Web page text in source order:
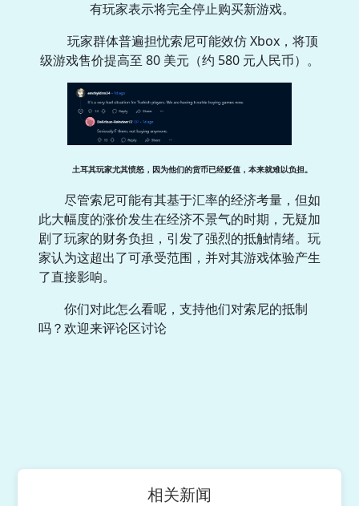
有玩家表示将完全停止购买新游戏。
玩家群体普遍担忧索尼可能效仿 Xbox，将顶
级游戏售价提高至 80 美元（约 580 元人民币）。
土耳其玩家尤其愤怒，因为他们的货币已经贬值，本来就难以负担。
尽管索尼可能有其基于汇率的经济考量，但如
此大幅度的涨价发生在经济不景气的时期，无疑加
剧了玩家的财务负担，引发了强烈的抵触情绪。玩
家认为这超出了可承受范围，并对其游戏体验产生
了直接影响。
你们对此怎么看呢，支持他们对索尼的抵制
吗？欢迎来评论区讨论
相关新闻